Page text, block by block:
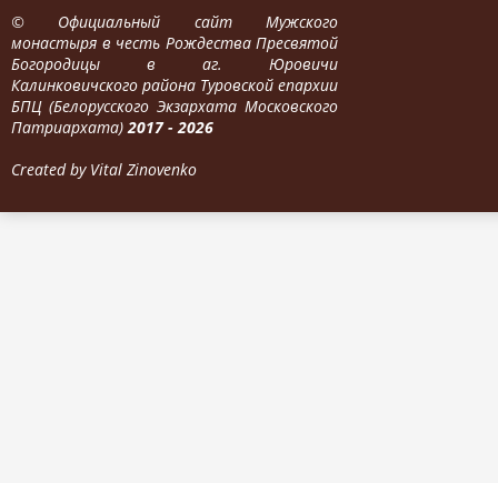
© Официальный сайт Мужского
монастыря в честь Рождества Пресвятой
Богородицы в аг. Юровичи
Калинковичского района Туровской епархии
БПЦ (Белорусского Экзархата Московского
Патриархата) 2017 - 2026
Created by Vital Zinovenko